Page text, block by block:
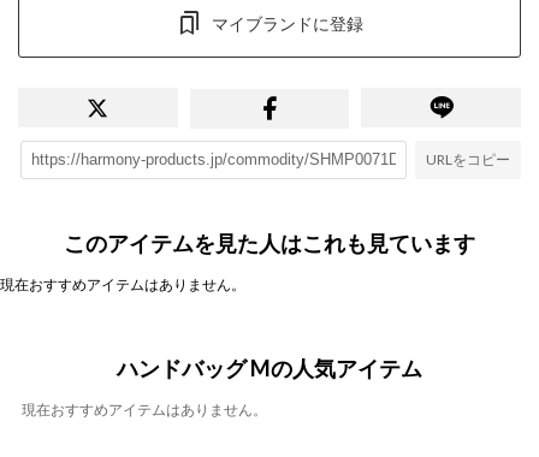
マイブランドに登録
URLをコピー
このアイテムを見た人はこれも見ています
現在おすすめアイテムはありません。
ハンドバッグ Mの人気アイテム
現在おすすめアイテムはありません。